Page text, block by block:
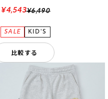
¥6,490
¥4,543
比較する